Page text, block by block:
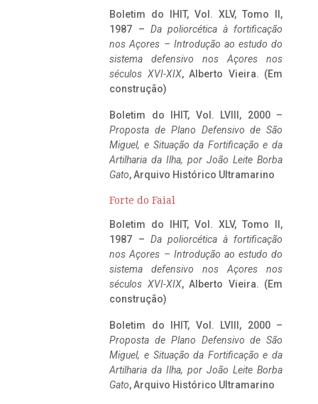
Boletim do IHIT, Vol. XLV, Tomo II,
1987 – Da poliorcética à fortificação
nos Açores – Introdução ao estudo do
sistema defensivo nos Açores nos
séculos XVI-XIX, Alberto Vieira. (Em
construção)
Boletim do IHIT, Vol. LVIII, 2000 –
Proposta de Plano Defensivo de São
Miguel, e Situação da Fortificação e da
Artilharia da Ilha, por João Leite Borba
Gato, Arquivo Histórico Ultramarino
Forte do Faial
Boletim do IHIT, Vol. XLV, Tomo II,
1987 – Da poliorcética à fortificação
nos Açores – Introdução ao estudo do
sistema defensivo nos Açores nos
séculos XVI-XIX, Alberto Vieira. (Em
construção)
Boletim do IHIT, Vol. LVIII, 2000 –
Proposta de Plano Defensivo de São
Miguel, e Situação da Fortificação e da
Artilharia da Ilha, por João Leite Borba
Gato, Arquivo Histórico Ultramarino